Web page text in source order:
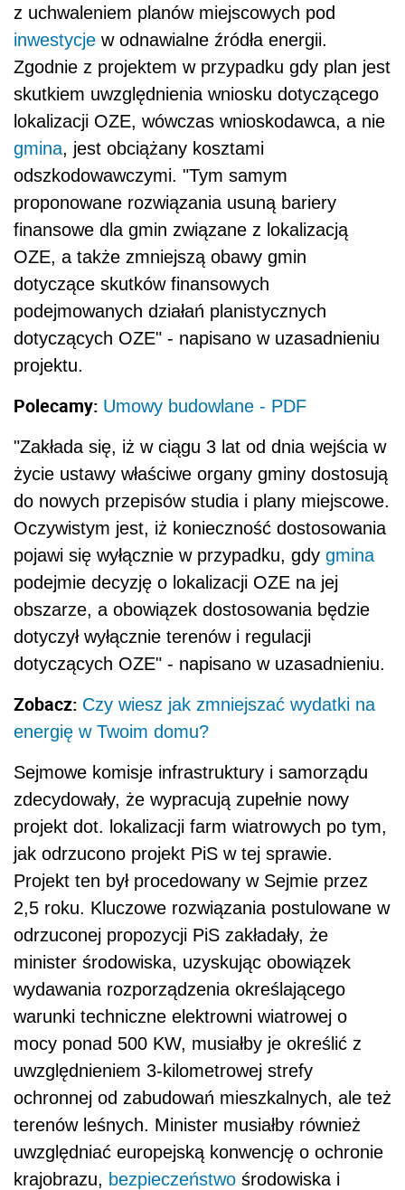
z uchwaleniem planów miejscowych pod
inwestycje w odnawialne źródła energii.
Zgodnie z projektem w przypadku gdy plan jest
skutkiem uwzględnienia wniosku dotyczącego
lokalizacji OZE, wówczas wnioskodawca, a nie
gmina, jest obciążany kosztami
odszkodowawczymi. "Tym samym
proponowane rozwiązania usuną bariery
finansowe dla gmin związane z lokalizacją
OZE, a także zmniejszą obawy gmin
dotyczące skutków finansowych
podejmowanych działań planistycznych
dotyczących OZE" - napisano w uzasadnieniu
projektu.
Polecamy: Umowy budowlane - PDF
"Zakłada się, iż w ciągu 3 lat od dnia wejścia w
życie ustawy właściwe organy gminy dostosują
do nowych przepisów studia i plany miejscowe.
Oczywistym jest, iż konieczność dostosowania
pojawi się wyłącznie w przypadku, gdy gmina
podejmie decyzję o lokalizacji OZE na jej
obszarze, a obowiązek dostosowania będzie
dotyczył wyłącznie terenów i regulacji
dotyczących OZE" - napisano w uzasadnieniu.
Zobacz: Czy wiesz jak zmniejszać wydatki na
energię w Twoim domu?
Sejmowe komisje infrastruktury i samorządu
zdecydowały, że wypracują zupełnie nowy
projekt dot. lokalizacji farm wiatrowych po tym,
jak odrzucono projekt PiS w tej sprawie.
Projekt ten był procedowany w Sejmie przez
2,5 roku. Kluczowe rozwiązania postulowane w
odrzuconej propozycji PiS zakładały, że
minister środowiska, uzyskując obowiązek
wydawania rozporządzenia określającego
warunki techniczne elektrowni wiatrowej o
mocy ponad 500 KW, musiałby je określić z
uwzględnieniem 3-kilometrowej strefy
ochronnej od zabudowań mieszkalnych, ale też
terenów leśnych. Minister musiałby również
uwzględniać europejską konwencję o ochronie
krajobrazu, bezpieczeństwo środowiska i